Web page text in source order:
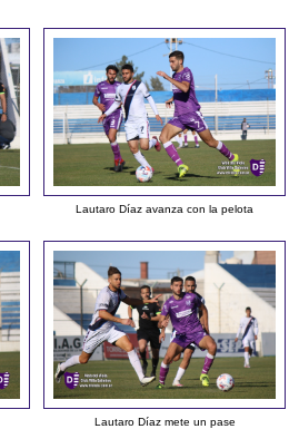
Lautaro Díaz avanza con la pelota
Lautaro Díaz mete un pase